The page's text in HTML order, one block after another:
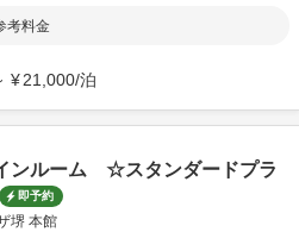
考料金
¥21,000/泊
ルーム ☆スタンダードプラ
即予約
堺 本館